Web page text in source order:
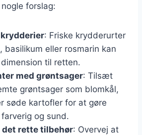
forslag:
: Friske krydderurter
basilikum eller rosmarin kan
til retten.
med grøntsager: Tilsæt
grøntsager som blomkål,
søde kartofler for at gøre
og sund.
det rette tilbehør: Overvej at